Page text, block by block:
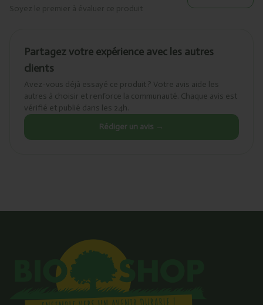
Partagez votre expérience avec les autres
clients
Avez-vous déjà essayé ce produit ? Votre avis aide les
autres à choisir et renforce la communauté. Chaque avis est
vérifié et publié dans les 24h.
Rédiger un avis →